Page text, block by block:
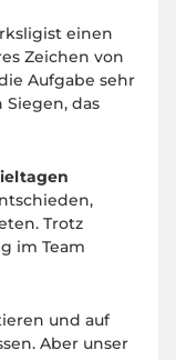
einen
Zeichen von
Aufgabe sehr
das
Trotz
im Team
und auf
Aber unser